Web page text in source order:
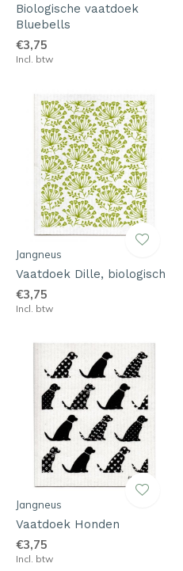
Biologische vaatdoek
Bluebells
€3,75
Incl. btw
Jangneus
Vaatdoek Dille, biologisch
€3,75
Incl. btw
Jangneus
Vaatdoek Honden
€3,75
Incl. btw